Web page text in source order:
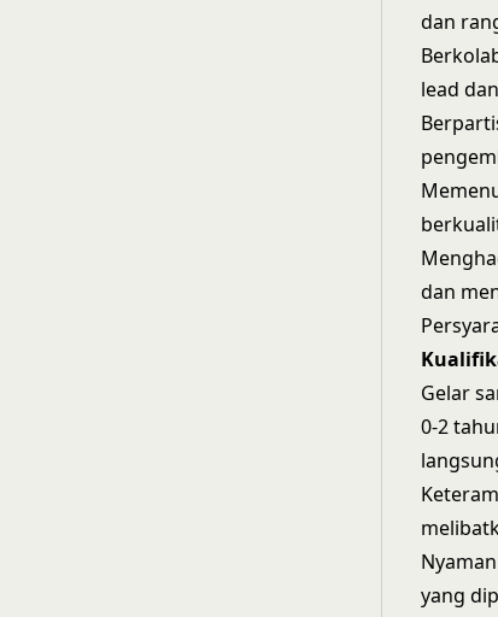
dan
lead
dan
Gelar
0-2
yang